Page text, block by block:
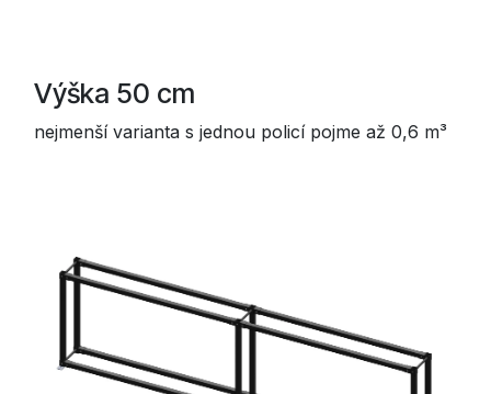
Výška 50 cm
nejmenší varianta s jednou policí pojme až 0,6 m³